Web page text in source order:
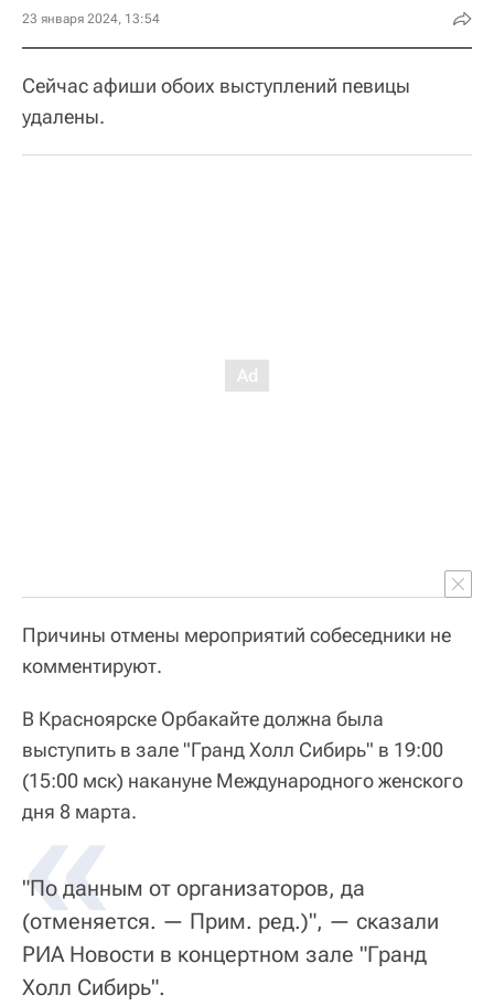
23 января 2024, 13:54
Сейчас афиши обоих выступлений певицы
удалены.
Причины отмены мероприятий собеседники не
комментируют.
В Красноярске Орбакайте должна была
выступить в зале "Гранд Холл Сибирь" в 19:00
(15:00 мск) накануне Международного женского
дня 8 марта.
«
"По данным от организаторов, да
(отменяется. — Прим. ред.)", — сказали
РИА Новости в концертном зале "Гранд
Холл Сибирь".